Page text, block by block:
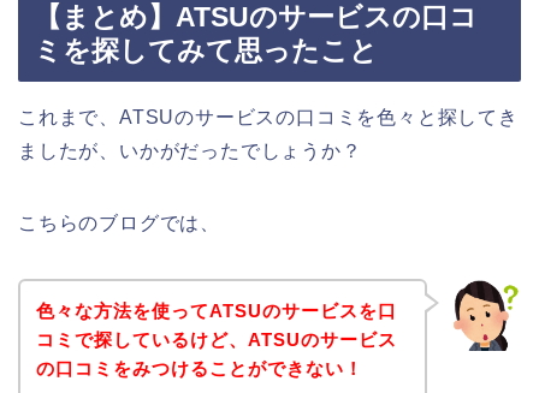
【まとめ】ATSUのサービスの口コ
ミを探してみて思ったこと
これまで、ATSUのサービスの口コミを色々と探してき
ましたが、いかがだったでしょうか？
こちらのブログでは、
色々な方法を使ってATSUのサービスを口
コミで探しているけど、ATSUのサービス
の口コミをみつけることができない！